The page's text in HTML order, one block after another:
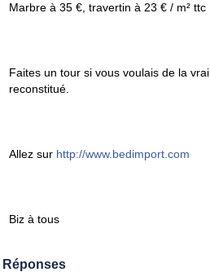
Marbre à 35 €, travertin à 23 € / m² ttc
Faites un tour si vous voulais de la
reconstitué.
Allez sur http://www.bedimport.com
Biz à tous
Réponses